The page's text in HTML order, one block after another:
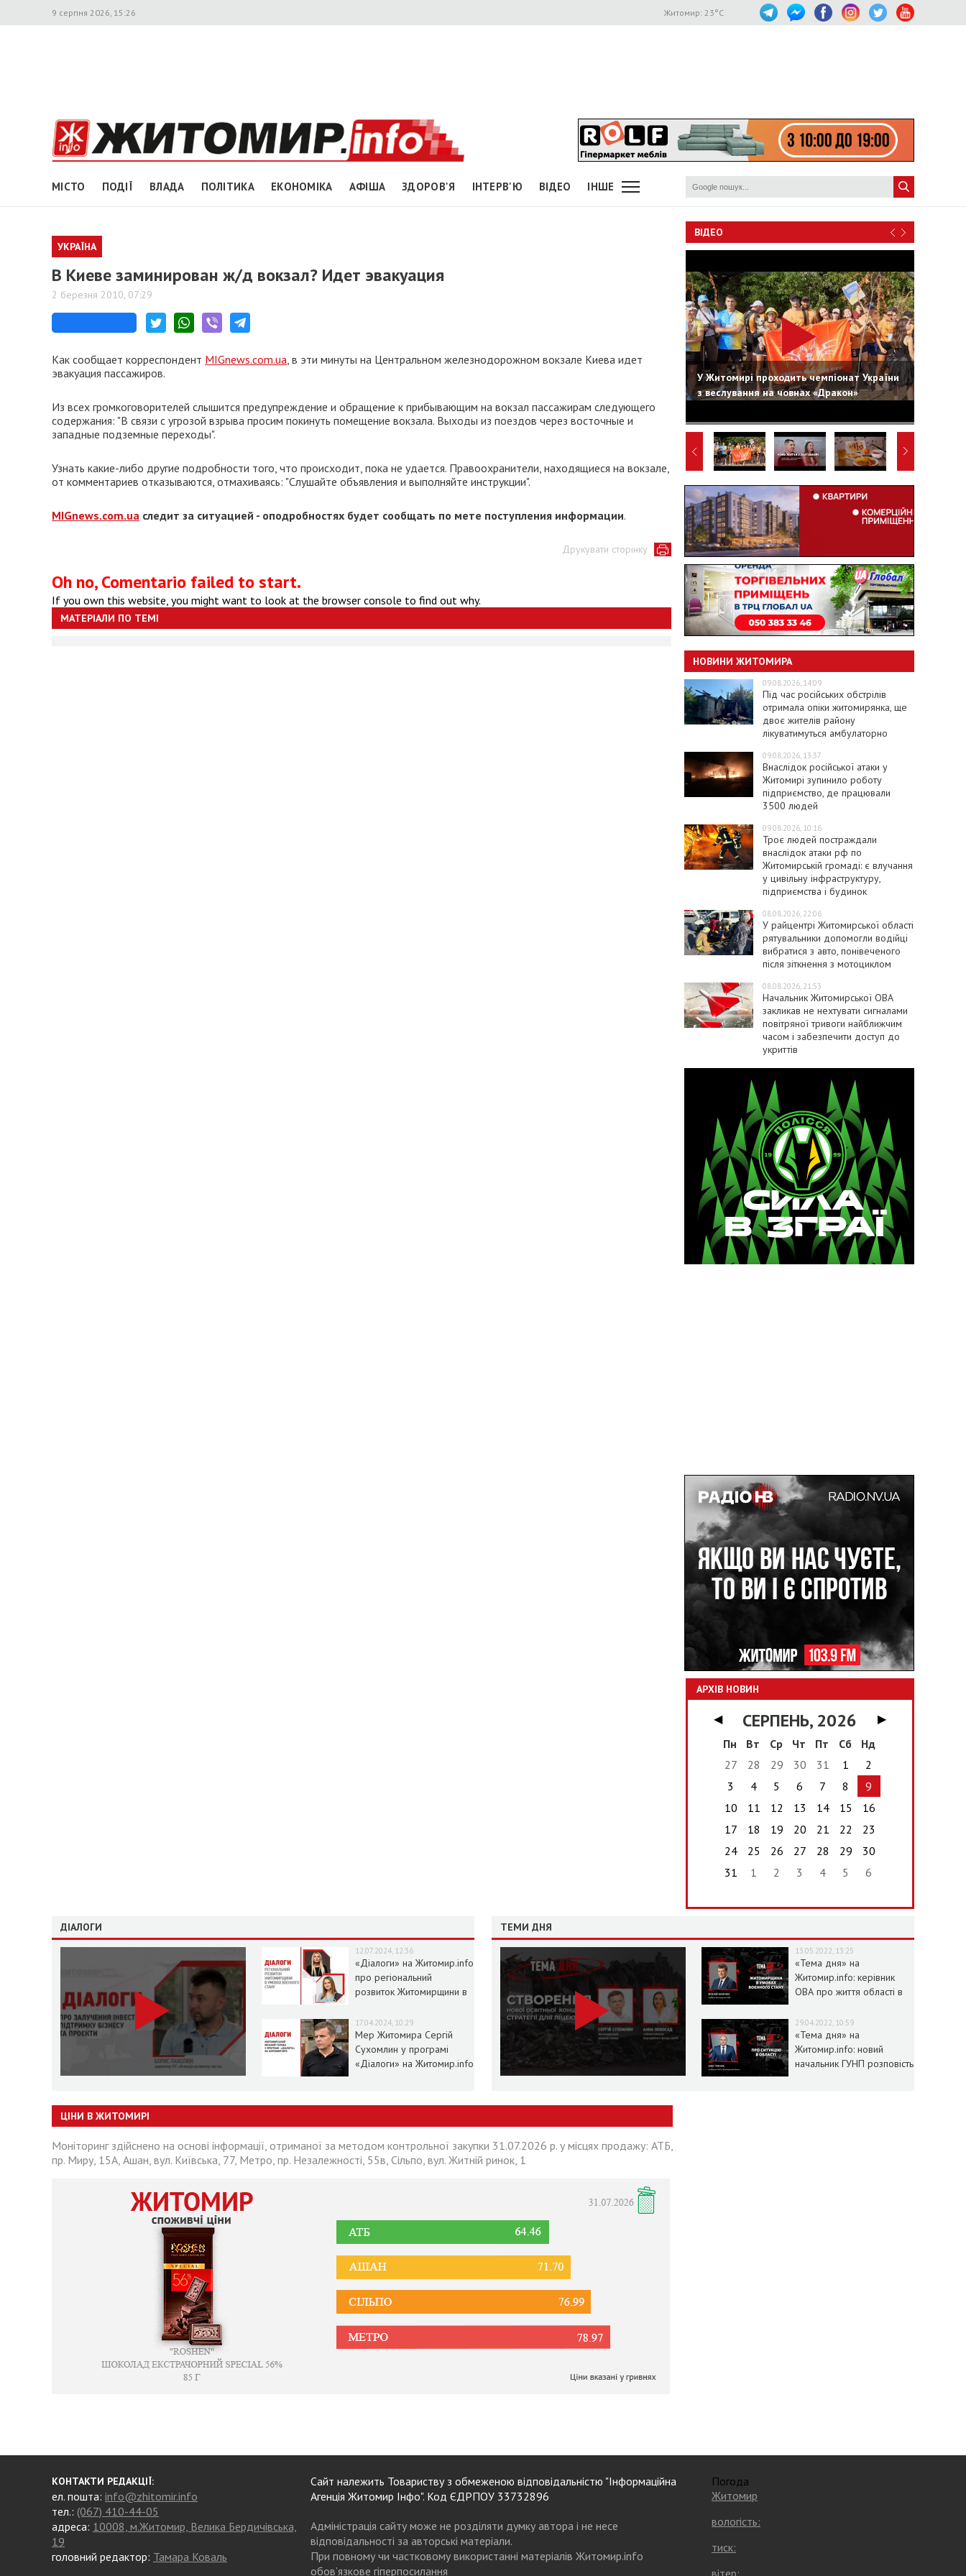
9 серпня 2026, 15:26 Житомир: 23°C
МІСТО ПОДІЇ ВЛАДА ПОЛІТИКА ЕКОНОМІКА АФІША ЗДОРОВ'Я ІНТЕРВ'Ю ВІДЕО ІНШЕ
УКРАЇНА
В Киеве заминирован ж/д вокзал? Идет эвакуация
2 березня 2010, 07:29
Как сообщает корреспондент MIGnews.com.ua, в эти минуты на Центральном железнодорожном вокзале Киева идет
эвакуация пассажиров.
Из всех громкоговорителей слышится предупреждение и обращение к прибывающим на вокзал пассажирам следующего
содержания: "В связи с угрозой взрыва просим покинуть помещение вокзала. Выходы из поездов через восточные и
западные подземные переходы".
Узнать какие-либо другие подробности того, что происходит, пока не удается. Правоохранители, находящиеся на вокзале,
от комментариев отказываются, отмахиваясь: "Слушайте объявления и выполняйте инструкции".
MIGnews.com.ua следит за ситуацией - оподробностях будет сообщать по мете поступления информации.
Друкувати сторінку
Oh no, Comentario failed to start.
If you own this website, you might want to look at the browser console to find out why.
МАТЕРІАЛИ ПО ТЕМІ
ВІДЕО
У Житомирі проходить чемпіонат України
з веслування на човнах «Дракон»
НОВИНИ ЖИТОМИРА
09.08.2026, 14:09
Під час російських обстрілів
отримала опіки житомирянка, ще
двоє жителів району
лікуватимуться амбулаторно
09.08.2026, 13:37
Внаслідок російської атаки у
Житомирі зупинило роботу
підприємство, де працювали
3500 людей
09.08.2026, 10:16
Троє людей постраждали
внаслідок атаки рф по
Житомирській громаді: є влучання
у цивільну інфраструктуру,
підприємства і будинок
08.08.2026, 22:06
У райцентрі Житомирської області
рятувальники допомогли водійці
вибратися з авто, понівеченого
після зіткнення з мотоциклом
08.08.2026, 21:53
Начальник Житомирської ОВА
закликав не нехтувати сигналами
повітряної тривоги найближчим
часом і забезпечити доступ до
укриттів
АРХІВ НОВИН
◀ СЕРПЕНЬ, 2026
▶
Пн
Вт Ср Чт Пт Сб
Нд
27
28 29 30 31 1
2
3
4 5 6 7 8
9
10
11 12 13 14 15
16
17
18 19 20 21 22
23
24
25 26 27 28 29
30
31
1 2 3 4 5 6
ДІАЛОГИ
12.07.2024, 12:36
«Діалоги» на Житомир.info
про регіональний
розвиток Житомирщини в
17.04.2024, 10:29
Мер Житомира Сергій
Сухомлин у програмі
«Діалоги» на Житомир.info
ТЕМИ ДНЯ
13.05.2022, 13:25
«Тема дня» на
Житомир.info: керівник
ОВА про життя області в
29.04.2022, 10:59
«Тема дня» на
Житомир.info: новий
начальник ГУНП розповість
ЦІНИ В ЖИТОМИРІ
Моніторинг здійснено на основі інформації, отриманої за методом контрольної закупки 31.07.2026 р. у місцях продажу: АТБ,
пр. Миру, 15А, Ашан, вул. Київська, 77, Метро, пр. Незалежності, 55в, Сільпо, вул. Житній ринок, 1
КОНТАКТИ РЕДАКЦІЇ:
ел. пошта: info@zhitomir.info
тел.: (067) 410-44-05
адреса: 10008, м.Житомир, Велика Бердичівська,
19
головний редактор: Тамара Коваль
Сайт належить Товариству з обмеженою відповідальністю "Інформаційна
Агенція Житомир Інфо". Код ЄДРПОУ 33732896
Адміністрація сайту може не розділяти думку автора і не несе
відповідальності за авторські матеріали.
При повному чи частковому використанні матеріалів Житомир.info
обов’язкове гіперпосилання
Погода
Житомир
вологість:
тиск:
вітер: